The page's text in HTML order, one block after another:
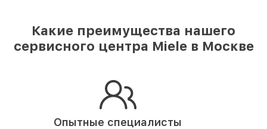
Какие преимущества нашего
сервисного центра Miele в Москве
Опытные специалисты